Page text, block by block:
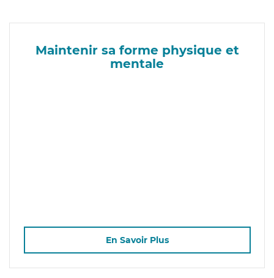
Maintenir sa forme physique et
mentale
En Savoir Plus